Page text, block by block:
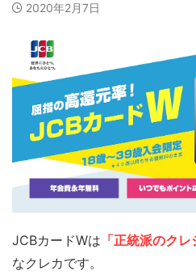
2020年2月7日
JCBカードWは 「正統派のクレ
なクレカです。